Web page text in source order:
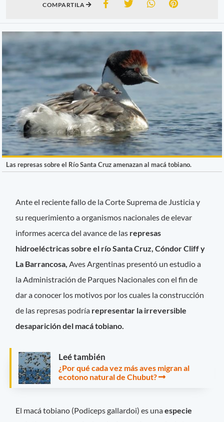
COMPARTILA
Las represas sobre el Río Santa Cruz amenazan al macá tobiano.
Ante el reciente fallo de la Corte Suprema de Justicia y
su requerimiento a organismos nacionales de elevar
informes acerca del avance de las represas
hidroeléctricas sobre el río Santa Cruz, Cóndor Cliff y
La Barrancosa, Aves Argentinas presentó un estudio a
la Administración de Parques Nacionales con el fin de
dar a conocer los motivos por los cuales la construcción
de las represas podría representar la irreversible
desaparición del macá tobiano.
Leé también
¿Por qué cada vez más aves migran al
ecotono natural de Chubut?
El macá tobiano (Podiceps gallardoi) es unaespecie